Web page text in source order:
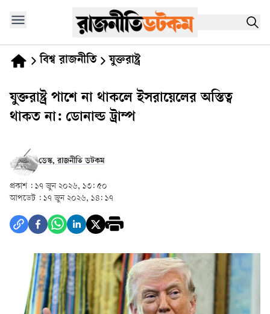
বিশ্ব রাজনীতি যুক্তরাষ্ট্র
যুক্তরাষ্ট্র পাশে না থাকলে ইসরায়েলের অস্তিত্ব
থাকত না: ডোনাল্ড ট্রাম্প
ডেস্ক, রাজনীতি ডটকম
প্রকাশ : ১৭ জুন ২০২৬, ১৩: ৫০
আপডেট : ১৭ জুন ২০২৬, ১৪: ১৭